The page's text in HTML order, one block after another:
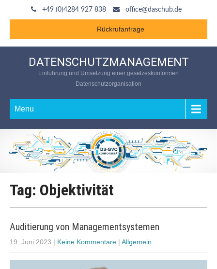
+49 (0)4284 927 838 office@daschub.de
Rückrufanfrage
DATENSCHUTZMANAGEMENT
Einführung und Umsetzung einer gesetzeskonformen
Datenschutzorganisation
Menu
Tag: Objektivität
Auditierung von Managementsystemen
19. Juni 2023 | Keine Kommentare | Allgemein